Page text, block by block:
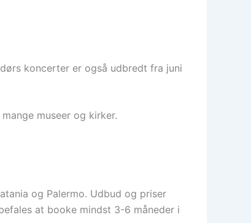
koncerter er også udbredt fra juni
museer og kirker.
og Palermo. Udbud og priser
at booke mindst 3-6 måneder i